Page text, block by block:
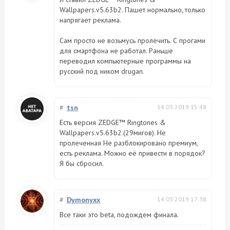
Wallpapers.v5.63b2. Пашет нормально, только
напрягает реклама.
Сам просто не возьмусь пролечить. С прогами
для смартфона не работал. Раньше
переводил компьютерные программы на
русский под ником drugan.
# tsn 14.03.2019 15:48
Есть версия ZEDGE™ Ringtones &
Wallpapers.v5.63b2.(29мигов). Не
пролеченная Не разблокировано премиум,
есть реклама. Можно её привести в порядок?
Я бы сбросил.
# Dymonyxx 14.03.2019 17:38
Все таки это beta, подождем финала.